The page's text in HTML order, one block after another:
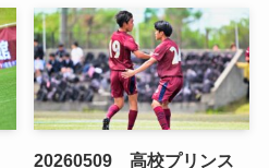
20260509 高校プリンス